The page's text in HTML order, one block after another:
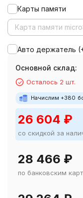
Карты памяти
Карта памяти
Авто держатель
Основной склад:
Осталось 2 шт.
Начислим +380
26 604 ₽
со скидкой за
28 466 ₽
по банковским